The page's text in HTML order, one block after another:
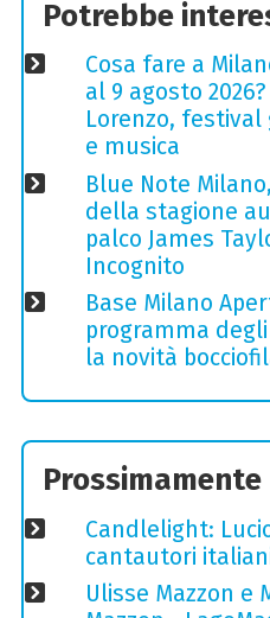
Potrebbe
Cosa fare a
al 9 agosto
Lorenzo, festival
e musica
Blue Note
della stagione
palco James
Incognito
Base Milano
programma
la novità
Prossimamente
Candlelight:
cantautori
Ulisse Mazzon e